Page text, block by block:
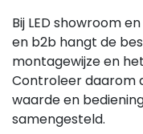
Bij LED showroom
en b2b hangt de
montagewijze en
Controleer daarom
waarde en
samengesteld.